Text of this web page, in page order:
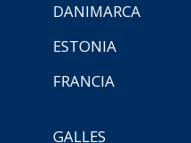
DANIMARCA
ESTONIA
FRANCIA
GALLES